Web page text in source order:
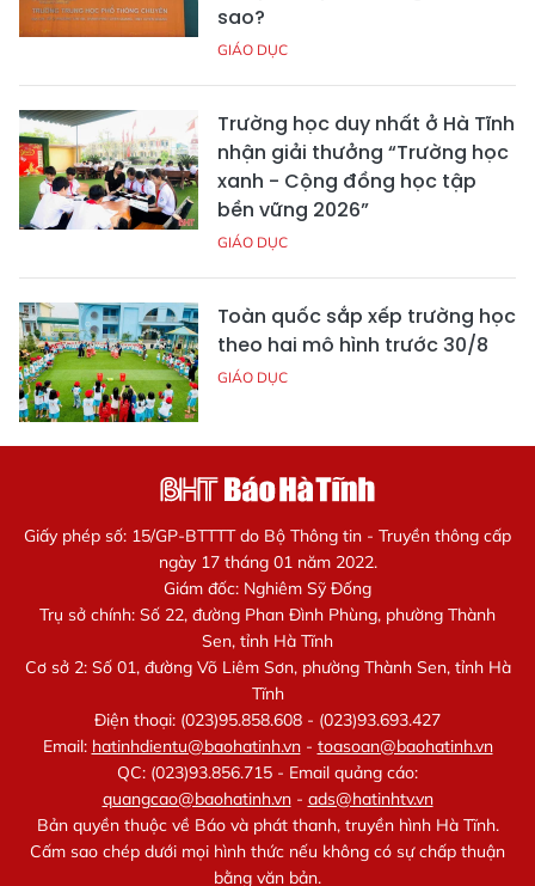
sao?
GIÁO DỤC
Trường học duy nhất ở Hà Tĩnh
nhận giải thưởng “Trường học
xanh - Cộng đồng học tập
bền vững 2026”
GIÁO DỤC
Toàn quốc sắp xếp trường học
theo hai mô hình trước 30/8
GIÁO DỤC
Giấy phép số: 15/GP-BTTTT do Bộ Thông tin - Truyền thông cấp
ngày 17 tháng 01 năm 2022.
Giám đốc: Nghiêm Sỹ Đống
Trụ sở chính: Số 22, đường Phan Đình Phùng, phường Thành
Sen, tỉnh Hà Tĩnh
Cơ sở 2: Số 01, đường Võ Liêm Sơn, phường Thành Sen, tỉnh Hà
Tĩnh
Điện thoại: (023)95.858.608 - (023)93.693.427
Email: hatinhdientu@baohatinh.vn- toasoan@baohatinh.vn
QC: (023)93.856.715 - Email quảng cáo:
quangcao@baohatinh.vn- ads@hatinhtv.vn
Bản quyền thuộc về Báo và phát thanh, truyền hình Hà Tĩnh.
Cấm sao chép dưới mọi hình thức nếu không có sự chấp thuận
bằng văn bản.